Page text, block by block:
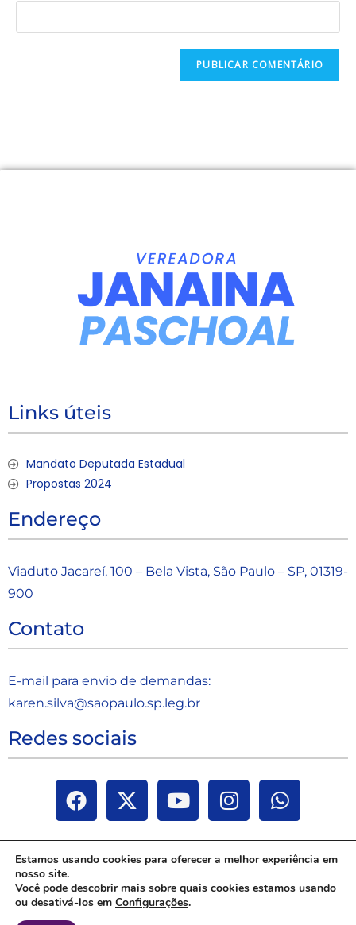
Links úteis
Mandato Deputada Estadual
Propostas 2024
Endereço
Viaduto Jacareí, 100 – Bela Vista, São Paulo – SP, 01319-
900
Contato
E-mail para envio de demandas:
karen.silva@saopaulo.sp.leg.br
Redes sociais
Estamos usando cookies para oferecer a melhor experiência em
nosso site.
Você pode descobrir mais sobre quais cookies estamos usando
ou desativá-los em Configurações.